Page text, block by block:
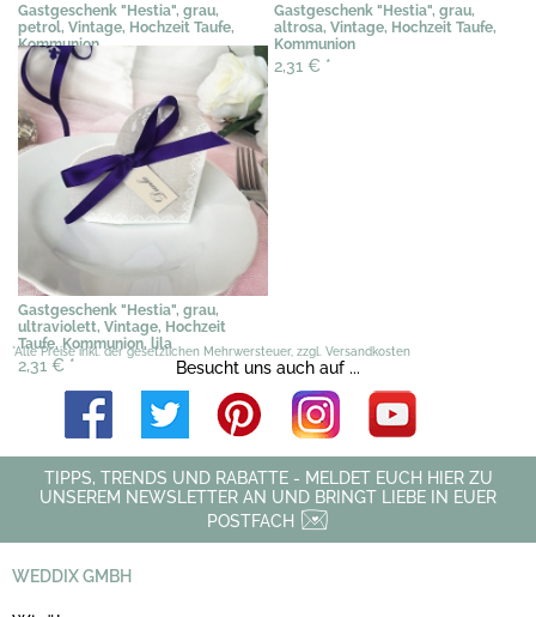
Gastgeschenk "Hestia", grau,
petrol, Vintage, Hochzeit Taufe,
Kommunion
2,31 € *
Gastgeschenk "Hestia", grau,
altrosa, Vintage, Hochzeit Taufe,
Kommunion
2,31 € *
Gastgeschenk "Hestia", grau,
ultraviolett, Vintage, Hochzeit
Taufe, Kommunion, lila
2,31 € *
*Alle Preise inkl. der gesetzlichen Mehrwersteuer, zzgl. Versandkosten
Besucht uns auch auf ...
TIPPS, TRENDS UND RABATTE - MELDET EUCH HIER ZU
UNSEREM NEWSLETTER AN UND BRINGT LIEBE IN EUER
POSTFACH
WEDDIX GMBH